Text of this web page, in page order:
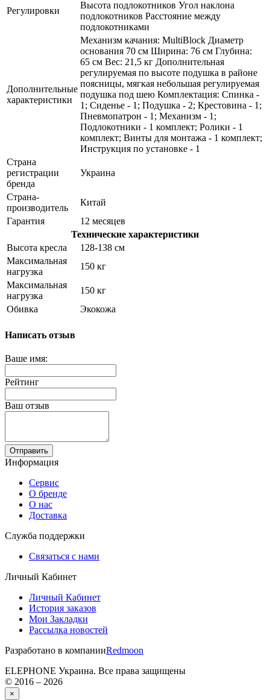
Регулировки
Высота подлокотников Угол наклона
подлокотников Расстояние между
подлокотниками
Дополнительные
характеристики
Механизм качания: MultiBlock Диаметр
основания 70 см Ширина: 76 см Глубина:
65 см Вес: 21,5 кг Дополнительная
регулируемая по высоте подушка в районе
поясницы, мягкая небольшая регулируемая
подушка под шею Комплектация: Спинка -
1; Сиденье - 1; Подушка - 2; Крестовина - 1;
Пневмопатрон - 1; Механизм - 1;
Подлокотники - 1 комплект; Ролики - 1
комплект; Винты для монтажа - 1 комплект;
Инструкция по установке - 1
Страна
регистрации
бренда
Украина
Страна-
производитель
Китай
Гарантия
12 месяцев
Технические характеристики
Высота кресла
128-138 см
Максимальная
нагрузка
150 кг
Максимальная
нагрузка
150 кг
Обивка
Экокожа
Написать отзыв
Ваше имя:
Рейтинг
Ваш отзыв
Отправить
Информация
Сервис
О бренде
О нас
Доставка
Служба поддержки
Связаться с нами
Личный Кабинет
Личный Кабинет
История заказов
Мои Закладки
Рассылка новостей
Разработано в компанииRedmoon
ELEPHONE Украина. Все права защищены
© 2016 – 2026
×